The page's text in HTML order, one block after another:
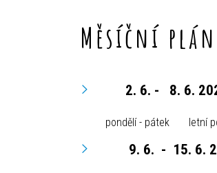
Měsíční
2. 6. - 8. 6.
pondělí - pátek letní
9. 6. - 15. 6.